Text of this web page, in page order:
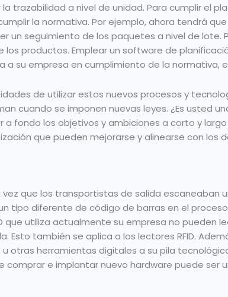
a nivel de unidad. Para cumplir el
la normativa. Por ejemplo, ahora tendrá
un seguimiento de los paquetes a nivel de lote.
productos. Emplear un software de
su empresa en cumplimiento de la normativa,
de utilizar estos nuevos procesos y
cuando se imponen nuevas leyes. ¿Es usted
a fondo los objetivos y ambiciones a corto y
que pueden mejorarse y alinearse con los
que los transportistas de salida escaneaban
tipo diferente de código de barras en el
que utiliza actualmente su empresa no pueden
también se aplica a los lectores RFID.
otras herramientas digitales a su pila
e implantar nuevo hardware puede ser